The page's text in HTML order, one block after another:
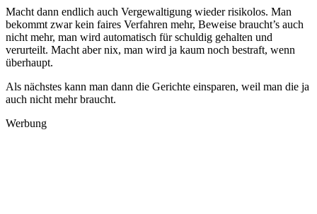
Macht dann endlich auch Vergewaltigung wieder risikolos. Man
bekommt zwar kein faires Verfahren mehr, Beweise braucht’s auch
nicht mehr, man wird automatisch für schuldig gehalten und
verurteilt. Macht aber nix, man wird ja kaum noch bestraft, wenn
überhaupt.
Als nächstes kann man dann die Gerichte einsparen, weil man die ja
auch nicht mehr braucht.
Werbung